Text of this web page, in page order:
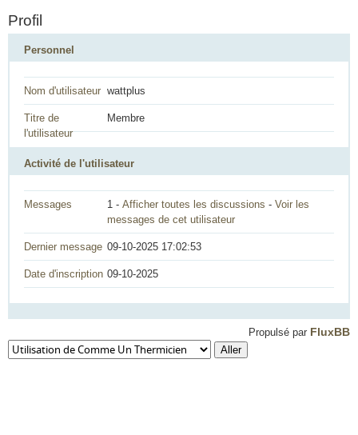
Profil
Personnel
Nom d'utilisateur wattplus
Titre de
l'utilisateur
Membre
Activité de l'utilisateur
Messages 1 - Afficher toutes les discussions - Voir les
messages de cet utilisateur
Dernier message 09-10-2025 17:02:53
Date d'inscription 09-10-2025
Propulsé par FluxBB